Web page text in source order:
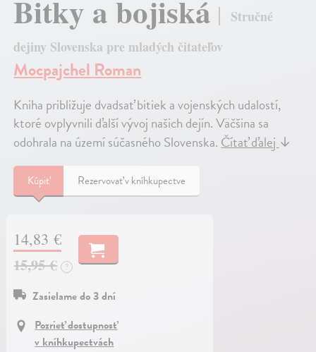
Bitky a bojiská
Stručné
dejiny Slovenska pre mladých čitateľov
Mocpajchel Roman
Kniha približuje dvadsať bitiek a vojenských udalostí,
ktoré ovplyvnili ďalší vývoj našich dejín. Väčšina sa
odohrala na území súčasného Slovenska.Čítať ďalej↓
Kúpiť Rezervovať v kníhkupectve
14,83 €
15,95 €
?
Zasielame do 3 dní
Pozrieť dostupnosť
v kníhkupectvách